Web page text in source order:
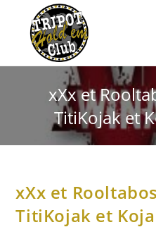
xXx et
TitiKojak et
xXx et
TitiKojak et